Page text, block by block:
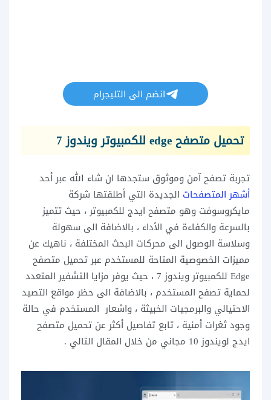
انضم الى التليجرام
تحميل متصفح edge للكمبيوتر ويندوز 7
تجربة تصفح آمن وموثوق ستجدها ان شاء الله عبر أحد
أشهر المتصفحات الجديدة التي أطلقتها شركة
مايكروسوفت وهو متصفح ايدج للكمبيوتر ، حيث تتميز
بالسرعة والكفاءة في الأداء ، بالاضافة الى سهولة
وسلاسة الوصول الى محركات البحث المختلفة ، ناهيك عن
مميزات الخصوصية المتاحة للمستخدم عبر تحميل متصفح
Edge للكمبيوتر ويندوز 7 ، حيث يوفر مزايا التشفير المتعدد
لحماية تصفح المستخدم ، بالاضافة الى حظر مواقع التصيد
الاحتيالي والبرمجيات الخبيثة ، واشعار المستخدم في حالة
وجود ثغرات أمنية ، تابع تفاصيل أكثر عن تحميل متصفح
ايدج لويندوز 10 مجاني من خلال المقال التالي .